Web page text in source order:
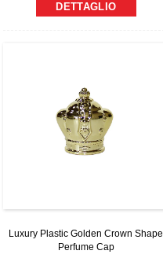
DETTAGLIO
Luxury Plastic Golden Crown Shape
Perfume Cap